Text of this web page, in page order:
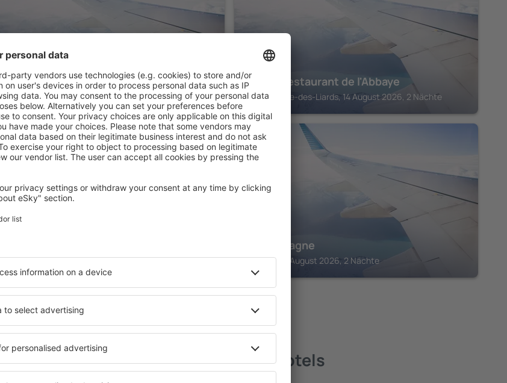
HOTEL 1er PRIX
14 August 2026, 2 Nächte
Hôtel Restaurant de l'Abbaye
Égliseneuve-des-Liards, 14 August 2026, 2 Nächte
14 August 2026, 2 Nächte
SAURIER
Hôtel Magne
Saurier, 14 August 2026, 2 Nächte
Mehr Hotels ansehen in Parentignat
Parentignat – beste Hotels